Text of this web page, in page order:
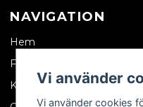
NAVIGATION
Hem
Företagskund
Kontakta oss
Vi använder
Vi använder cookies